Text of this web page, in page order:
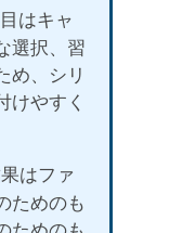
はキャ
選択、習
め、シリ
けやすく
はファ
ためのも